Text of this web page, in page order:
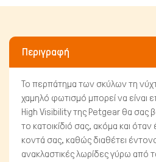
Πτηνά
Περιγραφή
Το περπάτημα των σκύλων τη
χαμηλό φωτισμό μπορεί να είναι
High Visibility της Petgear θα σας
το κατοικίδιό σας, ακόμα και
κοντά σας, καθώς διαθέτει
ανακλαστικές λωρίδες γύρω από